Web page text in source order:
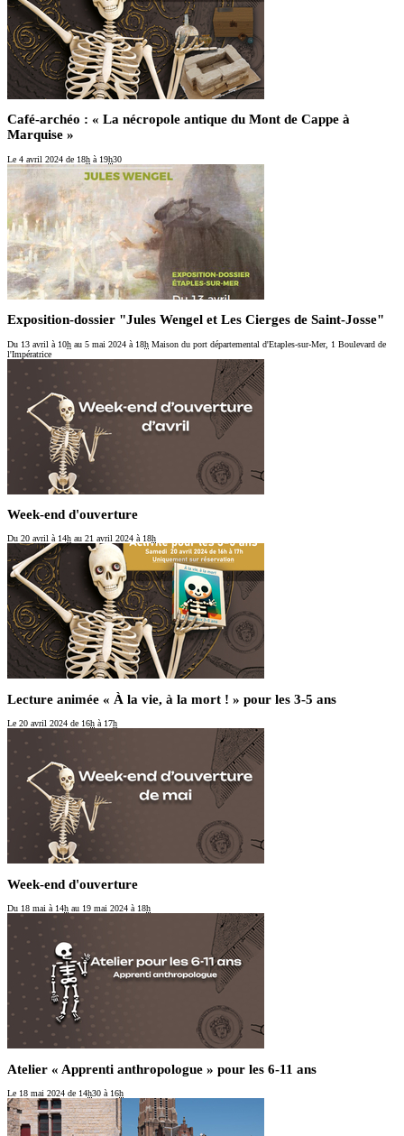
Café-archéo : « La nécropole antique du Mont de Cappe à
Marquise »
Le 4 avril 2024 de 18h à 19h30
Exposition-dossier "Jules Wengel et Les Cierges de Saint-Josse"
Du 13 avril à 10h au 5 mai 2024 à 18h Maison du port départemental d'Etaples-sur-Mer, 1 Boulevard de
l'Impératrice
Week-end d'ouverture
Du 20 avril à 14h au 21 avril 2024 à 18h
Lecture animée « À la vie, à la mort ! » pour les 3-5 ans
Le 20 avril 2024 de 16h à 17h
Week-end d'ouverture
Du 18 mai à 14h au 19 mai 2024 à 18h
Atelier « Apprenti anthropologue » pour les 6-11 ans
Le 18 mai 2024 de 14h30 à 16h